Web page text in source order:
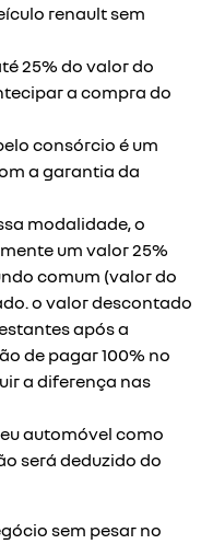
renault sem
25% do valor do
a compra do
consórcio é um
a garantia da
modalidade, o
um valor 25%
comum (valor do
o valor descontado
após a
de pagar 100% no
a diferença nas
automóvel como
será deduzido do
sem pesar no